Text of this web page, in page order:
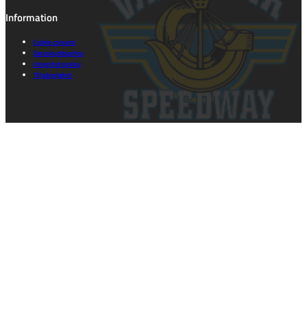
Information
Cookie consent
Dataskyddspolicy
Integritetspolicy
Tillgänglighet